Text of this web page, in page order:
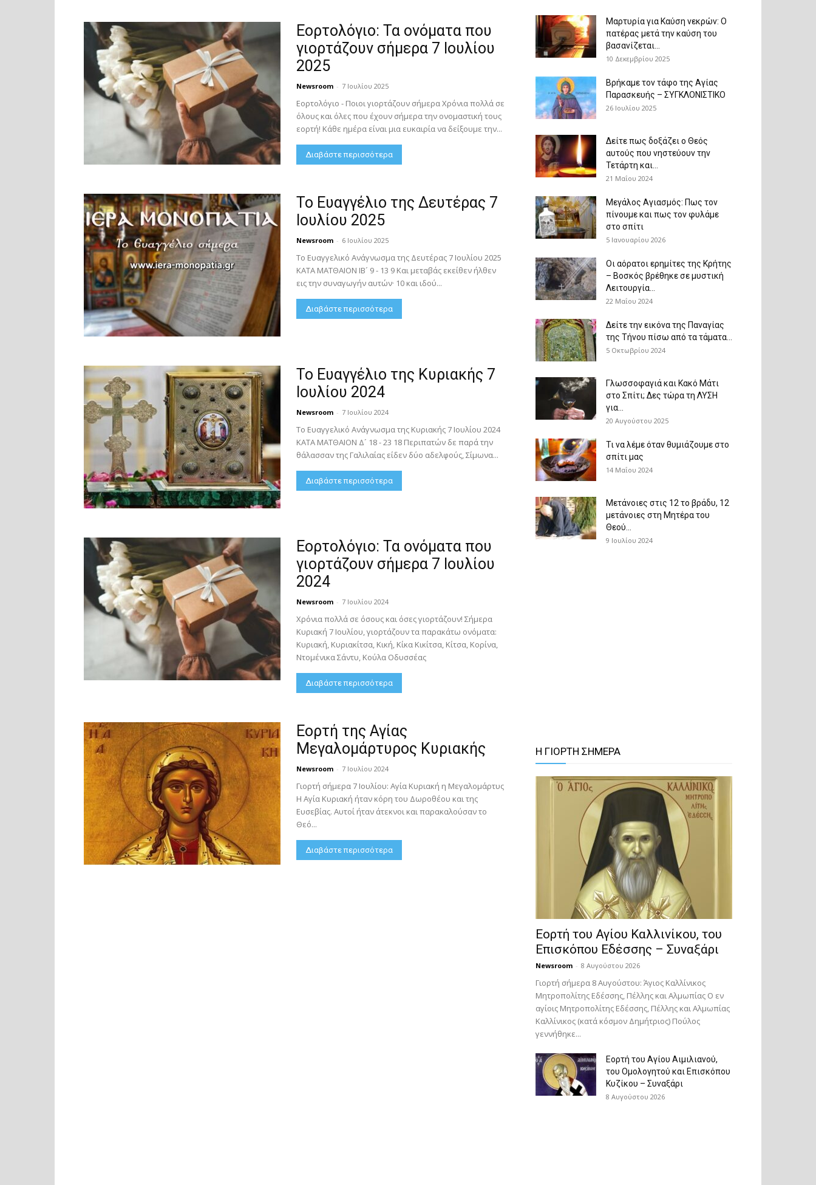
Εορτολόγιο: Τα ονόματα που
γιορτάζουν σήμερα 7 Ιουλίου
2025
Newsroom - 7 Ιουλίου 2025
Εορτολόγιο - Ποιοι γιορτάζουν σήμερα Χρόνια πολλά σε
όλους και όλες που έχουν σήμερα την ονομαστική τους
εορτή! Κάθε ημέρα είναι μια ευκαιρία να δείξουμε την...
Διαβάστε περισσότερα
Το Ευαγγέλιο της Δευτέρας 7
Ιουλίου 2025
Newsroom - 6 Ιουλίου 2025
Το Ευαγγελικό Ανάγνωσμα της Δευτέρας 7 Ιουλίου 2025
ΚΑΤΑ ΜΑΤΘΑΙΟΝ ΙΒ´ 9 - 13 9 Και μεταβάς εκείθεν ήλθεν
εις την συναγωγήν αυτών· 10 και ιδού...
Διαβάστε περισσότερα
Το Ευαγγέλιο της Κυριακής 7
Ιουλίου 2024
Newsroom - 7 Ιουλίου 2024
Το Ευαγγελικό Ανάγνωσμα της Κυριακής 7 Ιουλίου 2024
ΚΑΤΑ ΜΑΤΘΑΙΟΝ Δ´ 18 - 23 18 Περιπατών δε παρά την
θάλασσαν της Γαλιλαίας είδεν δύο αδελφούς, Σίμωνα...
Διαβάστε περισσότερα
Εορτολόγιο: Τα ονόματα που
γιορτάζουν σήμερα 7 Ιουλίου
2024
Newsroom - 7 Ιουλίου 2024
Χρόνια πολλά σε όσους και όσες γιορτάζουν! Σήμερα
Κυριακή 7 Ιουλίου, γιορτάζουν τα παρακάτω ονόματα:
Κυριακή, Κυριακίτσα, Κική, Κίκα Κικίτσα, Κίτσα, Κορίνα,
Ντομένικα Σάντυ, Κούλα Οδυσσέας
Διαβάστε περισσότερα
Εορτή της Αγίας
Μεγαλομάρτυρος Κυριακής
Newsroom - 7 Ιουλίου 2024
Γιορτή σήμερα 7 Ιουλίου: Αγία Κυριακή η Μεγαλομάρτυς
Η Αγία Κυριακή ήταν κόρη του Δωροθέου και της
Ευσεβίας. Αυτοί ήταν άτεκνοι και παρακαλούσαν το
Θεό...
Διαβάστε περισσότερα
Μαρτυρία για Καύση νεκρών: Ο
πατέρας μετά την καύση του
βασανίζεται...
10 Δεκεμβρίου 2025
Βρήκαμε τον τάφο της Αγίας
Παρασκευής – ΣΥΓΚΛΟΝΙΣΤΙΚΟ
26 Ιουλίου 2025
Δείτε πως δοξάζει ο Θεός
αυτούς που νηστεύουν την
Τετάρτη και...
21 Μαΐου 2024
Μεγάλος Αγιασμός: Πως τον
πίνουμε και πως τον φυλάμε
στο σπίτι
5 Ιανουαρίου 2026
Οι αόρατοι ερημίτες της Κρήτης
– Βοσκός βρέθηκε σε μυστική
Λειτουργία...
22 Μαΐου 2024
Δείτε την εικόνα της Παναγίας
της Τήνου πίσω από τα τάματα...
5 Οκτωβρίου 2024
Γλωσσοφαγιά και Κακό Μάτι
στο Σπίτι; Δες τώρα τη ΛΥΣΗ
για...
20 Αυγούστου 2025
Τι να λέμε όταν θυμιάζουμε στο
σπίτι μας
14 Μαΐου 2024
Μετάνοιες στις 12 το βράδυ, 12
μετάνοιες στη Μητέρα του
Θεού...
9 Ιουλίου 2024
Η ΓΙΟΡΤΗ ΣΗΜΕΡΑ
Εορτή του Αγίου Καλλινίκου, του
Επισκόπου Εδέσσης – Συναξάρι
Newsroom - 8 Αυγούστου 2026
Γιορτή σήμερα 8 Αυγούστου: Άγιος Καλλίνικος
Μητροπολίτης Εδέσσης, Πέλλης και Αλμωπίας Ο εν
αγίοις Μητροπολίτης Εδέσσης, Πέλλης και Αλμωπίας
Καλλίνικος (κατά κόσμον Δημήτριος) Πούλος
γεννήθηκε...
Εορτή του Αγίου Αιμιλιανού,
του Ομολογητού και Επισκόπου
Κυζίκου – Συναξάρι
8 Αυγούστου 2026